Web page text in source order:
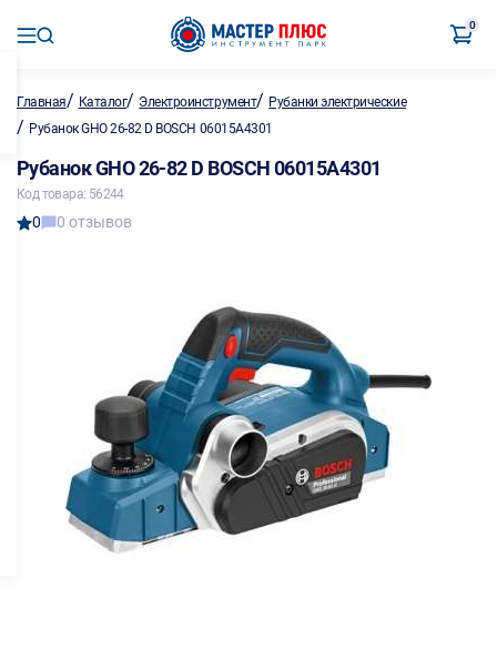
0
Главная/ Каталог/ Электроинструмент/ Рубанки электрические
/ Рубанок GHO 26-82 D BOSCH 06015A4301
Рубанок GHO 26-82 D BOSCH 06015A4301
Код товара: 56244
0 0 отзывов